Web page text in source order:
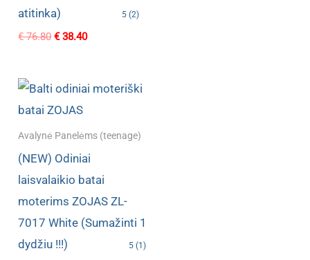
atitinka)
5 (2)
€76.80 Original
€38.40Current
Avalynė Panelėms (teenage)
(NEW) Odiniai
laisvalaikio batai
moterims ZOJAS ZL-
7017 White (Sumažinti 1
dydžiu !!!)
5 (1)